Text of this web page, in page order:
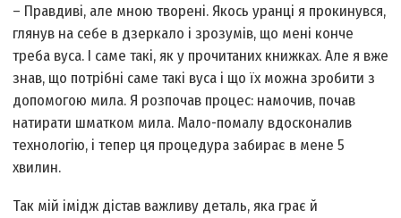
– Правдиві, але мною творені. Якось уранці я прокинувся,
глянув на себе в дзеркало і зрозумів, що мені конче
треба вуса. І саме такі, як у прочитаних книжках. Але я вже
знав, що потрібні саме такі вуса і що їх можна зробити з
допомогою мила. Я розпочав процес: намочив, почав
натирати шматком мила. Мало-помалу вдосконалив
технологію, і тепер ця процедура забирає в мене 5
хвилин.
Так мій імідж дістав важливу деталь, яка грає й